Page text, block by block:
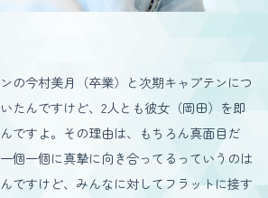
の今村美月（卒業）と次期キャプテンにつ
たんですけど、2人とも彼女（岡田）を即
ですよ。その理由は、もちろん真面目だ
個一個に真摯に向き合ってるっていうのは
ですけど、みんなに対してフラットに接す